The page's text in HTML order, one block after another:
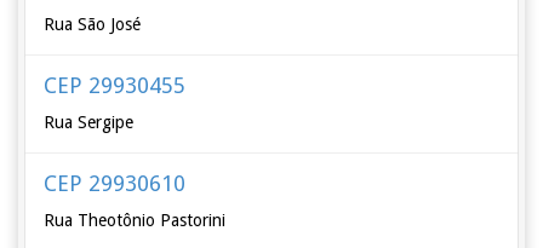
Rua São José
CEP 29930455
Rua Sergipe
CEP 29930610
Rua Theotônio Pastorini